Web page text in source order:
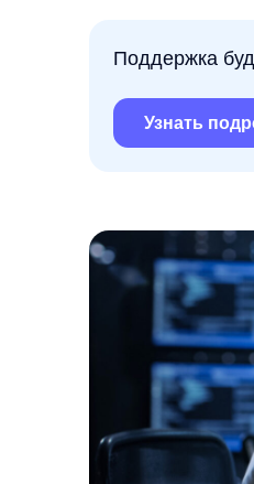
Узнать